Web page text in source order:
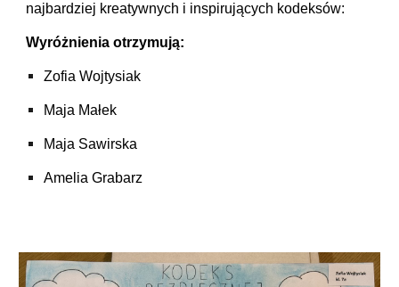
najbardziej kreatywnych i inspirujących kodeksów:
Wyróżnienia otrzymują:
Zofia Wojtysiak
Maja Małek
Maja Sawirska
Amelia Grabarz